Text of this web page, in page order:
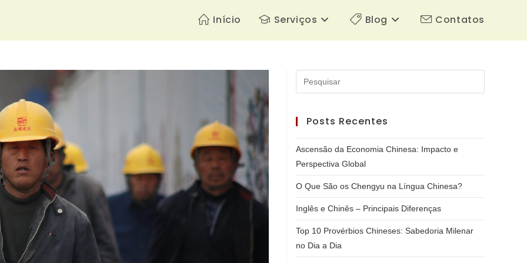
Início Serviços Blog Contatos
a
Posts Recentes
Ascensão da Economia Chinesa: Impacto e
Perspectiva Global
O Que São os Chengyu na Língua Chinesa?
Inglês e Chinês – Principais Diferenças
Top 10 Provérbios Chineses: Sabedoria Milenar
no Dia a Dia